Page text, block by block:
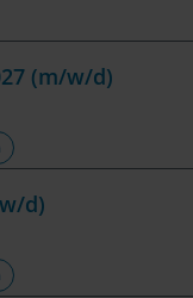
(m/w/d)
d)